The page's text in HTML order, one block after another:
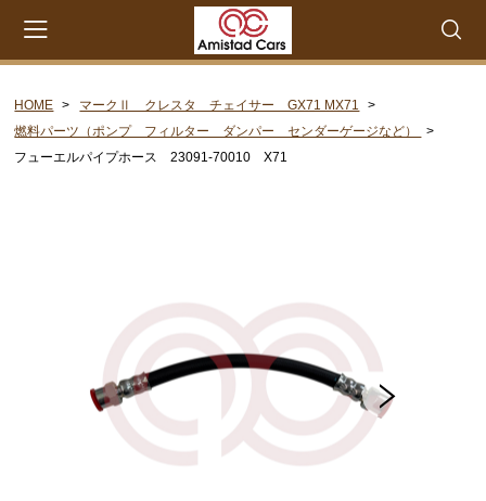
CATEGORY
エンジンパーツ 4M-EU
エンジンパーツ 5M-EU
ステアリングパーツ（ピットマンアーム アイドラー
アーム 各種リペアキット タイロッドエンド な
ウエザーストリップ ワイヤー類
HOME
マークⅡ クレスタ チェイサー GX71 MX71
燃料パーツ（ポンプ フィルター ダンパー センダーゲージなど）
フューエルパイプホース 23091-70010 X71